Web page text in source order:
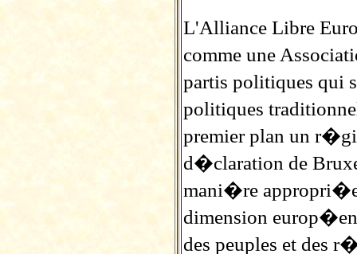
L'Alliance Libre
comme une
partis politiques qui
politiques
premier plan un
d�claration de
mani�re
dimension
des peuples et des